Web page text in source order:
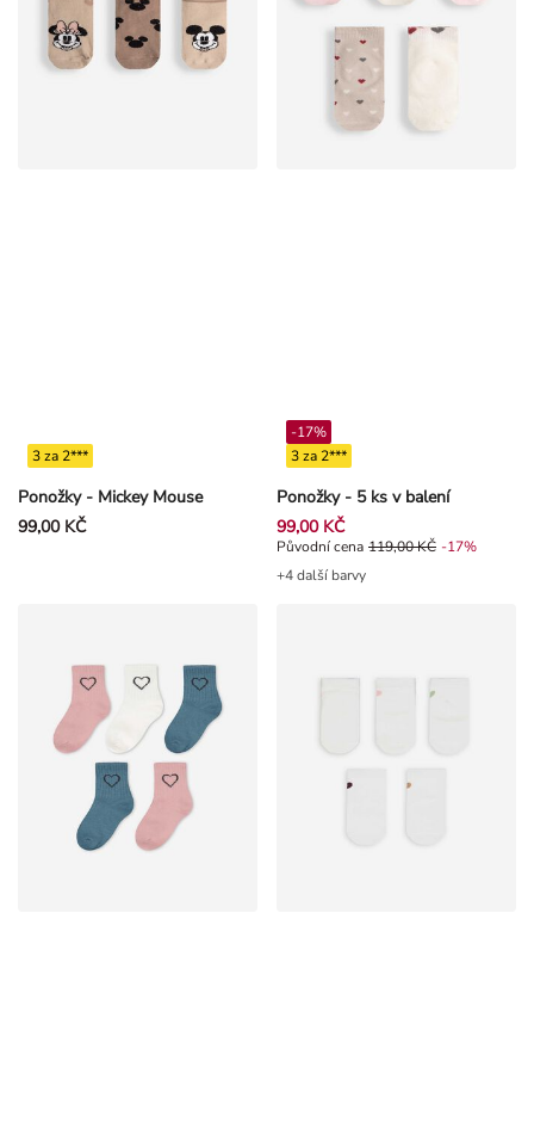
Ponožky - Mickey Mouse
3 za 2***
99,00 KČ
Ponožky - 5 ks v balení
-17%
3 za 2***
99,00 KČ
Původní cena 119,00 Kč, Sleva -
Původní cena 119,00 KČ -17%
+4 další barvy